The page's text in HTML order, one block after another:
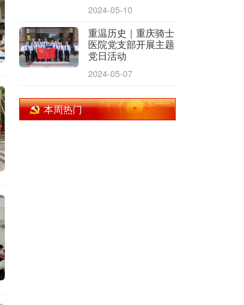
2024-05-10
重温历史｜重庆骑士
医院党支部开展主题
党日活动
2024-05-07
本周热门